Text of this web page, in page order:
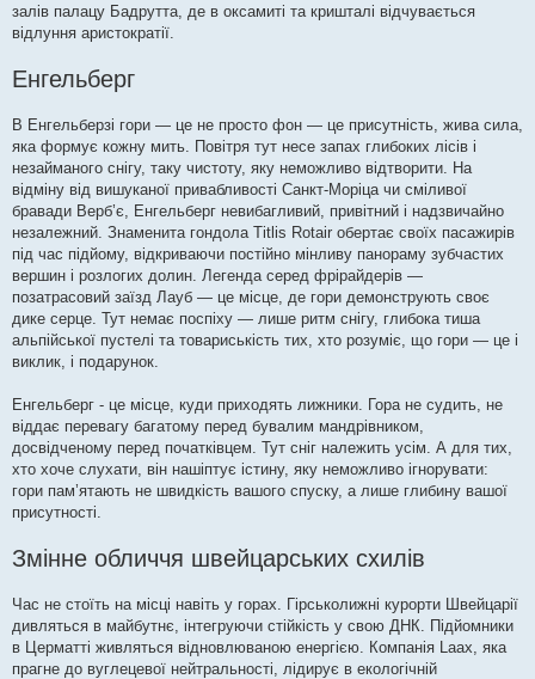
залів палацу Бадрутта, де в оксамиті та кришталі відчувається
відлуння аристократії.
Енгельберг
В Енгельберзі гори — це не просто фон — це присутність, жива сила,
яка формує кожну мить. Повітря тут несе запах глибоких лісів і
незайманого снігу, таку чистоту, яку неможливо відтворити. На
відміну від вишуканої привабливості Санкт-Моріца чи сміливої ​​
бравади Верб’є, Енгельберг невибагливий, привітний і надзвичайно
незалежний. Знаменита гондола Titlis Rotair обертає своїх пасажирів
під час підйому, відкриваючи постійно мінливу панораму зубчастих
вершин і розлогих долин. Легенда серед фрірайдерів —
позатрасовий заїзд Лауб — це місце, де гори демонструють своє
дике серце. Тут немає поспіху — лише ритм снігу, глибока тиша
альпійської пустелі та товариськість тих, хто розуміє, що гори — це і
виклик, і подарунок.
Енгельберг - це місце, куди приходять лижники. Гора не судить, не
віддає перевагу багатому перед бувалим мандрівником,
досвідченому перед початківцем. Тут сніг належить усім. А для тих,
хто хоче слухати, він нашіптує істину, яку неможливо ігнорувати:
гори пам’ятають не швидкість вашого спуску, а лише глибину вашої
присутності.
Змінне обличчя швейцарських схилів
Час не стоїть на місці навіть у горах. Гірськолижні курорти Швейцарії
дивляться в майбутнє, інтегруючи стійкість у свою ДНК. Підйомники
в Церматті живляться відновлюваною енергією. Компанія Laax, яка
прагне до вуглецевої нейтральності, лідирує в екологічній